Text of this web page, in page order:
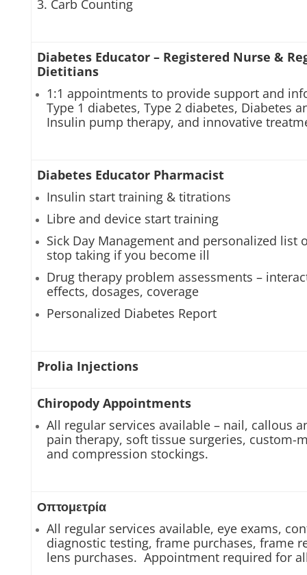
3. Carb Counting
Diabetes Educator – Registered Nurse &
Dietitians
1:1 appointments to provide support and
Type 1 diabetes, Type 2 diabetes, Diabetes
Insulin pump therapy, and innovative
Diabetes Educator Pharmacist
Insulin start training & titrations
Libre and device start training
Sick Day Management and personalized list
stop taking if you become ill
Drug therapy problem assessments –
effects, dosages, coverage
Personalized Diabetes Report
Prolia Injections
Chiropody Appointments
All regular services available – nail, callous
pain therapy, soft tissue surgeries, custom-
and compression stockings.
Οπτομετρία
All regular services available, eye exams,
diagnostic testing, frame purchases, frame
lens purchases. Appointment required for